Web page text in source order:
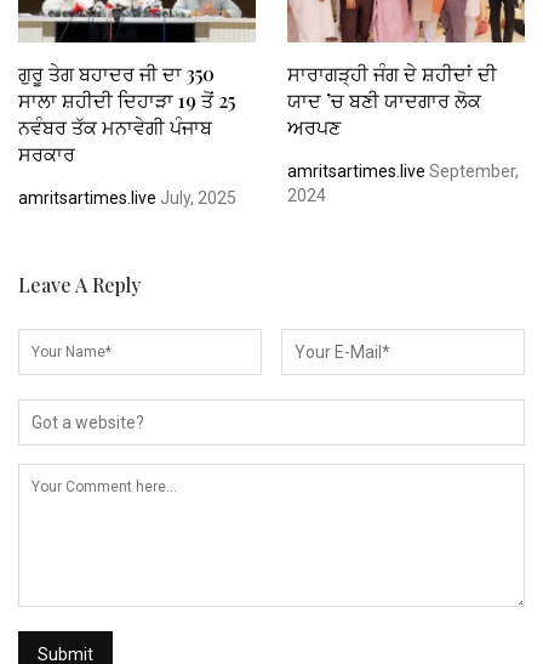
ਗੁਰੂ ਤੇਗ ਬਹਾਦਰ ਜੀ ਦਾ 350
ਸਾਲਾ ਸ਼ਹੀਦੀ ਦਿਹਾੜਾ 19 ਤੋਂ 25
ਨਵੰਬਰ ਤੱਕ ਮਨਾਵੇਗੀ ਪੰਜਾਬ
ਸਰਕਾਰ
amritsartimes.live July, 2025
ਸਾਰਾਗੜ੍ਹੀ ਜੰਗ ਦੇ ਸ਼ਹੀਦਾਂ ਦੀ
ਯਾਦ ’ਚ ਬਣੀ ਯਾਦਗਾਰ ਲੋਕ
ਅਰਪਣ
amritsartimes.live September,
2024
Leave A Reply